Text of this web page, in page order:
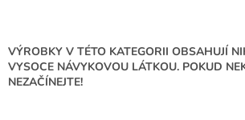
r
v
VÝROBKY V TÉTO KATEGORII OBSAHUJÍ
VYSOCE NÁVYKOVOU LÁTKOU. POKUD
NEZAČÍNEJTE!